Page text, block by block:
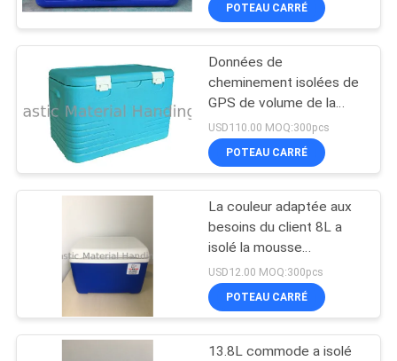
DEVIS
PLAN
DU
SITE
PRIVACY
Caisses en
plastique de fruits et
légumes
Euro conteneurs de
empilement
55
Vierge de boîte de
POTEAU CARRÉ
Données de
cheminement isolées de
GPS de volume de la
boîte 65L de
refroidisseur d'industrie
médicale téléchargeant
USD110.00 MOQ:300pcs
POTEAU CARRÉ
La couleur adaptée aux
besoins du client 8L a
isolé la mousse
commode de la Vierge
pp ENV d'utilisation de
ménage plus frais de
USD12.00 MOQ:300pcs
POTEAU CARRÉ
13.8L commode a isolé